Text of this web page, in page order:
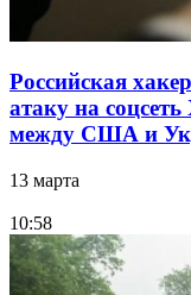
Российская
атаку на
между США и
13 марта
10:58